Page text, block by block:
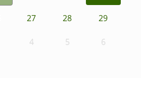
27 28 29
4 5 6